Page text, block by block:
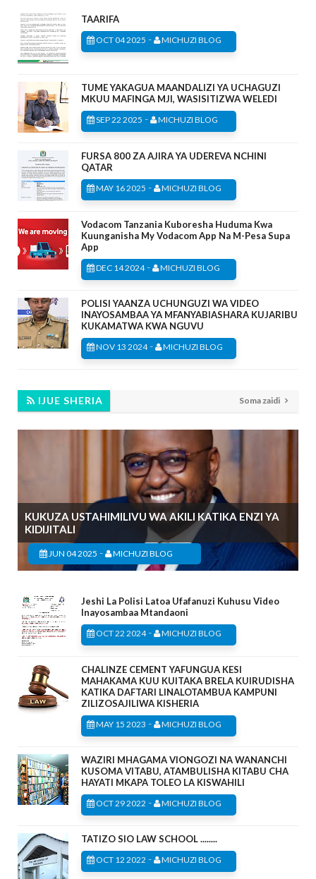
TAARIFA
OCT 04 2025 - MICHUZI BLOG
TUME YAKAGUA MAANDALIZI YA UCHAGUZI
MKUU MAFINGA MJI, WASISITIZWA WELEDI
SEP 22 2025 - MICHUZI BLOG
FURSA 800 ZA AJIRA YA UDEREVA NCHINI
QATAR
MAY 16 2025 - MICHUZI BLOG
Vodacom Tanzania Kuboresha Huduma Kwa
Kuunganisha My Vodacom App Na M-Pesa Supa
App
DEC 14 2024- MICHUZI BLOG
POLISI YAANZA UCHUNGUZI WA VIDEO
INAYOSAMBAA YA MFANYABIASHARA KUJARIBU
KUKAMATWA KWA NGUVU
NOV 13 2024- MICHUZI BLOG
IJUE SHERIA Soma zaidi
KUKUZA USTAHIMILIVU WA AKILI KATIKA ENZI YA
KIDIJITALI
JUN 04 2025 - MICHUZI BLOG
Jeshi La Polisi Latoa Ufafanuzi Kuhusu Video
Inayosambaa Mtandaoni
OCT 22 2024- MICHUZI BLOG
CHALINZE CEMENT YAFUNGUA KESI
MAHAKAMA KUU KUITAKA BRELA KUIRUDISHA
KATIKA DAFTARI LINALOTAMBUA KAMPUNI
ZILIZOSAJILIWA KISHERIA
MAY 15 2023 - MICHUZI BLOG
WAZIRI MHAGAMA VIONGOZI NA WANANCHI
KUSOMA VITABU, ATAMBULISHA KITABU CHA
HAYATI MKAPA TOLEO LA KISWAHILI
OCT 29 2022 - MICHUZI BLOG
TATIZO SIO LAW SCHOOL ........
OCT 12 2022 - MICHUZI BLOG